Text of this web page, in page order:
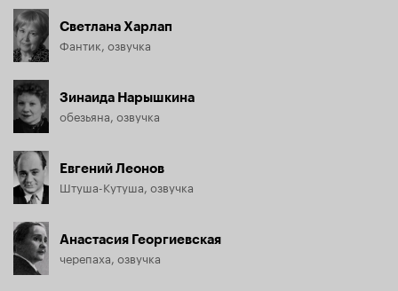
Светлана Харлап
Фантик, озвучка
Зинаида Нарышкина
обезьяна, озвучка
Евгений Леонов
Штуша-Кутуша, озвучка
Анастасия Георгиевская
черепаха, озвучка